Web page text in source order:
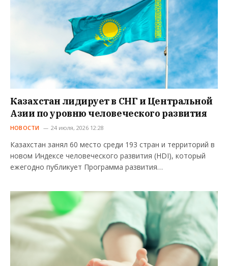
Казахстан лидирует в СНГ и Центральной
Азии по уровню человеческого развития
НОВОСТИ 24 июля, 2026 12:28
Казахстан занял 60 место среди 193 стран и территорий в
новом Индексе человеческого развития (HDI), который
ежегодно публикует Программа развития…